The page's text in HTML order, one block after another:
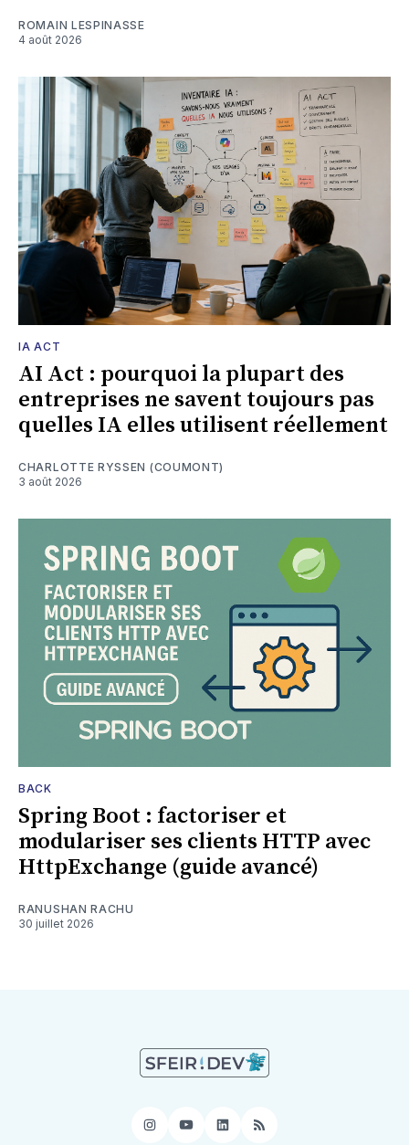
ROMAIN LESPINASSE
4 août 2026
IA ACT
AI Act : pourquoi la plupart des
entreprises ne savent toujours pas
quelles IA elles utilisent réellement
CHARLOTTE RYSSEN (COUMONT)
3 août 2026
BACK
Spring Boot : factoriser et
modulariser ses clients HTTP avec
HttpExchange (guide avancé)
RANUSHAN RACHU
30 juillet 2026
Instagram
YouTubeLinkedIn
RSS